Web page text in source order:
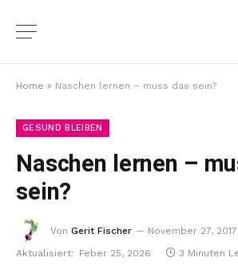
Home » Naschen lernen – muss das sein?
GESUND BLEIBEN
Naschen lernen –
sein?
Von Gerit Fischer
November 27, 2017
Aktualisiert:
Feber 25, 2026 3 Minuten